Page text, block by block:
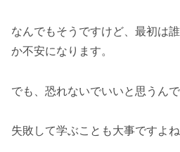
なんでもそうですけど、最初は
か不安になります。
でも、恐れないでいいと思うんで
失敗して学ぶことも大事ですよね